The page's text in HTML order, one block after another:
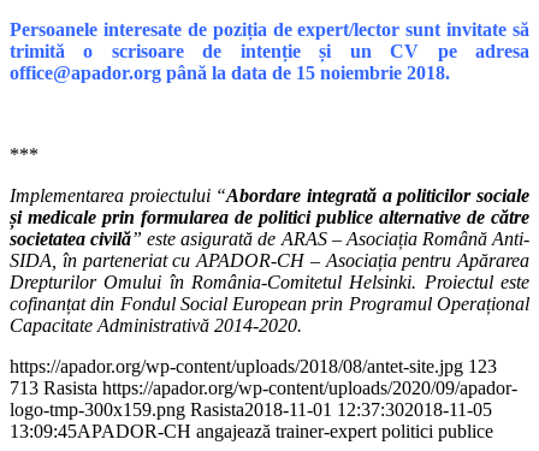
Persoanele interesate de poziția de expert/lector sunt invitate să
trimită o scrisoare de intenție și un CV pe adresa
office@apador.org până la data de 15 noiembrie 2018.
***
Implementarea proiectului “Abordare integrată a politicilor sociale
și medicale prin formularea de politici publice alternative de către
societatea civilă” este asigurată de ARAS – Asociația Română Anti-
SIDA, în parteneriat cu APADOR-CH – Asociația pentru Apărarea
Drepturilor Omului în România-Comitetul Helsinki. Proiectul este
cofinanțat din Fondul Social European prin Programul Operațional
Capacitate Administrativă 2014-2020.
https://apador.org/wp-content/uploads/2018/08/antet-site.jpg 123
713 Rasista https://apador.org/wp-content/uploads/2020/09/apador-
logo-tmp-300x159.png Rasista2018-11-01 12:37:302018-11-05
13:09:45APADOR-CH angajează trainer-expert politici publice